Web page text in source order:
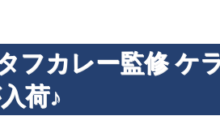
フカレー監修 ケ
荷♪